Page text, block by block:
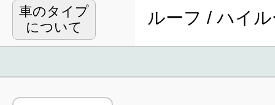
車のタイプ
について
ルーフ / ハイ